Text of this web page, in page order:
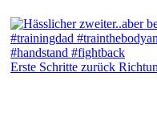
Erste Schritte zurück